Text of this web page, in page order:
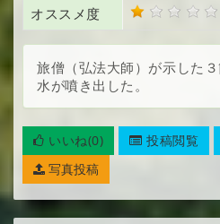
オススメ度
旅僧（弘法大師）が示した
水が噴き出した。
いいね(0) 投稿閲覧
写真投稿